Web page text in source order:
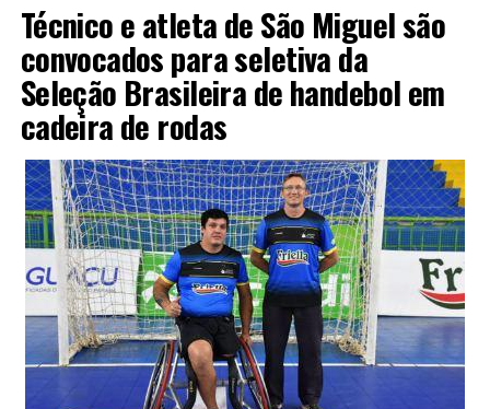
Técnico e atleta de São Miguel são
convocados para seletiva da
Seleção Brasileira de handebol em
cadeira de rodas